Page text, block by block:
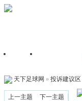
首页
天下足球网 » 投诉建议区
上一主题
下一主题